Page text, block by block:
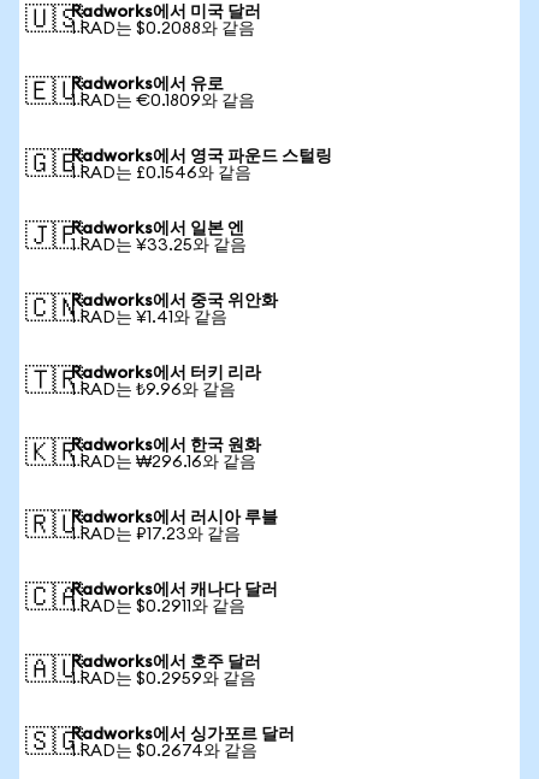
🇺🇸Radworks에서 미국 달러
1 RAD는 $0.2088와 같음
🇪🇺Radworks에서 유로
1 RAD는 €0.1809와 같음
🇬🇧Radworks에서 영국 파운드 스털링
1 RAD는 £0.1546와 같음
🇯🇵Radworks에서 일본 엔
1 RAD는 ¥33.25와 같음
🇨🇳Radworks에서 중국 위안화
1 RAD는 ¥1.41와 같음
🇹🇷Radworks에서 터키 리라
1 RAD는 ₺9.96와 같음
🇰🇷Radworks에서 한국 원화
1 RAD는 ₩296.16와 같음
🇷🇺Radworks에서 러시아 루블
1 RAD는 ₽17.23와 같음
🇨🇦Radworks에서 캐나다 달러
1 RAD는 $0.2911와 같음
🇦🇺Radworks에서 호주 달러
1 RAD는 $0.2959와 같음
🇸🇬Radworks에서 싱가포르 달러
1 RAD는 $0.2674와 같음